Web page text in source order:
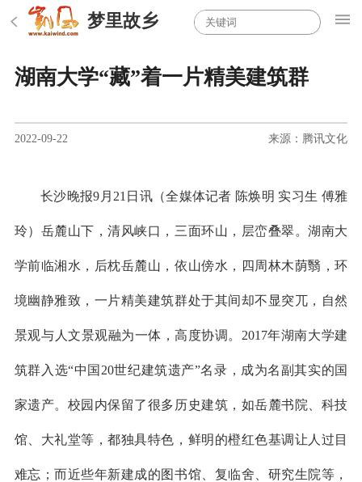
梦里故乡
湖南大学“藏”着一片精美建筑群
2022-09-22 来源：腾讯文化
长沙晚报9月21日讯（全媒体记者 陈焕明 实习生 傅雅
玲）岳麓山下，清风峡口，三面环山，层峦叠翠。湖南大
学前临湘水，后枕岳麓山，依山傍水，四周林木荫翳，环
境幽静雅致，一片精美建筑群处于其间却不显突兀，自然
景观与人文景观融为一体，高度协调。2017年湖南大学建
筑群入选“中国20世纪建筑遗产”名录，成为名副其实的国
家遗产。校园内保留了很多历史建筑，如岳麓书院、科技
馆、大礼堂等，都独具特色，鲜明的橙红色基调让人过目
难忘；而近些年新建成的图书馆、复临舍、研究生院等，